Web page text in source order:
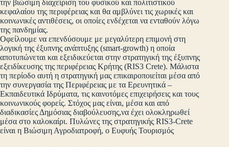
την βιώσιμη διαχείριση του φυσικού και πολιτιστικού
κεφαλαίου της περιφέρειας και θα αμβλύνει τις χωρικές και
κοινωνικές αντιθέσεις, οι οποίες ενδέχεται να ενταθούν λόγω
της πανδημίας.
Οφείλουμε να επενδύσουμε με μεγαλύτερη επιμονή στη
λογική της έξυπνης ανάπτυξης (smart-growth) η οποία
αποτυπώνεται και εξειδικεύεται στην στρατηγική της έξυπνης
εξειδίκευσης της περιφέρειας Κρήτης (RIS3 Crete). Μάλιστα
τη περίοδο αυτή η στρατηγική μας επικαιροποιείται μέσα από
την συνεργασία της Περιφέρειας με τα Ερευνητικά –
Εκπαιδευτικά Ιδρύματα, τις καινοτόμες επιχειρήσεις και τους
κοινωνικούς φορείς. Στόχος μας είναι, μέσα και από
διαδικασίες Δημόσιας διαβούλευσης,να έχει ολοκληρωθεί
μέσα στο καλοκαίρι. Πυλώνες της στρατηγικής RIS3-Crete
είναι η Βιώσιμη Αγροδιατροφή, ο Ευφυής Τουρισμός